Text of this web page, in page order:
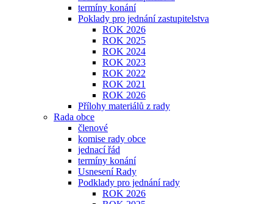
termíny konání
Poklady pro jednání zastupitelstva
ROK 2026
ROK 2025
ROK 2024
ROK 2023
ROK 2022
ROK 2021
ROK 2026
Přílohy materiálů z rady
Rada obce
členové
komise rady obce
jednací řád
termíny konání
Usnesení Rady
Podklady pro jednání rady
ROK 2026